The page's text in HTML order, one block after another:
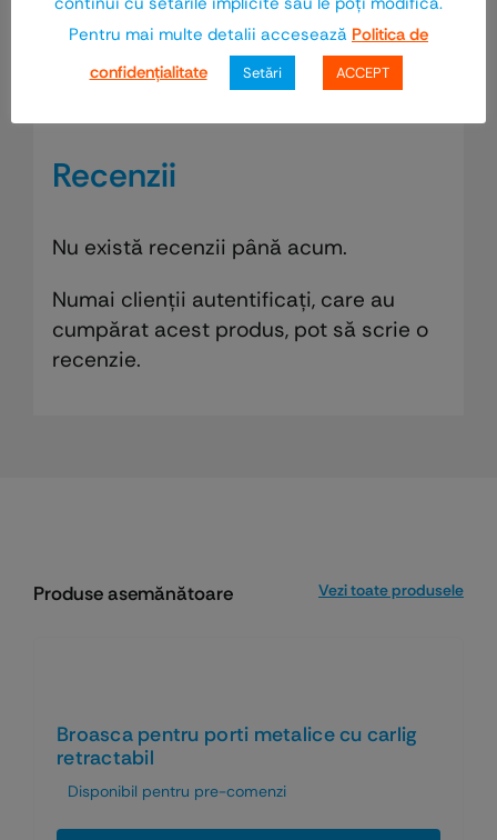
Ax
13
stanga
Aplicat
Recenzii
Nu există recenzii până acum.
Numai clienții autentificați, care au
cumpărat acest produs, pot să scrie o
recenzie.
Produse asemănătoare Vezi toate produsele
Broasca pentru porti metalice cu carlig
retractabil
Disponibil pentru pre-comenzi
Pentru mai multe detalii accesează Politica de
confidenţialitate
Setări ACCEPT